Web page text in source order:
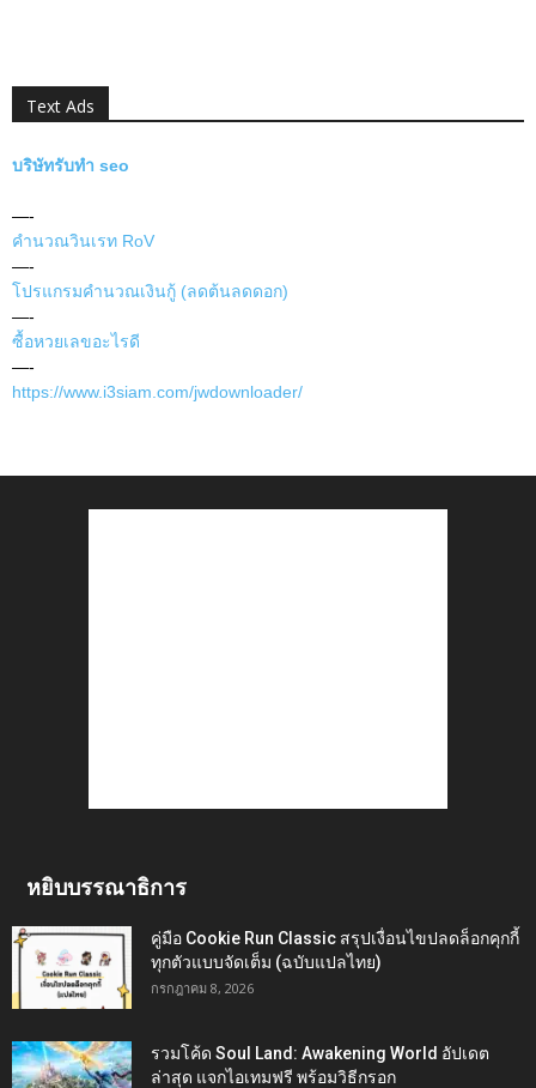
Text Ads
บริษัทรับทำ seo
—-
คำนวณวินเรท RoV
—-
โปรแกรมคำนวณเงินกู้ (ลดต้นลดดอก)
—-
ซื้อหวยเลขอะไรดี
—-
https://www.i3siam.com/jwdownloader/
หยิบบรรณาธิการ
คู่มือ Cookie Run Classic สรุปเงื่อนไขปลดล็อกคุกกี้
ทุกตัวแบบจัดเต็ม (ฉบับแปลไทย)
กรกฎาคม 8, 2026
รวมโค้ด Soul Land: Awakening World อัปเดต
ล่าสุด แจกไอเทมฟรี พร้อมวิธีกรอก